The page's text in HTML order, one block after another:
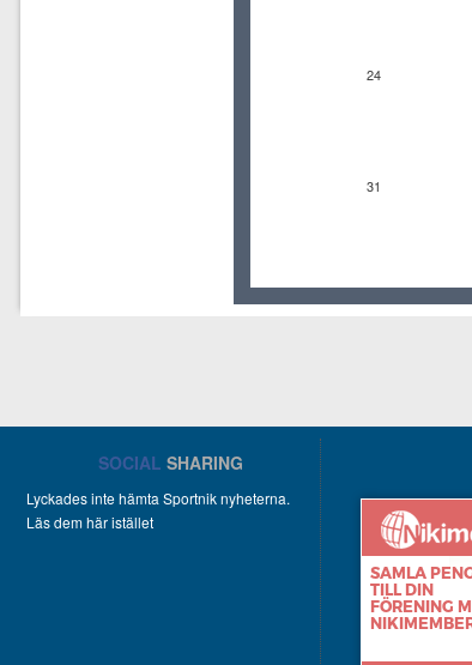
24
31
SOCIAL SHARING
Lyckades inte hämta Sportnik nyheterna.
Läs dem här istället